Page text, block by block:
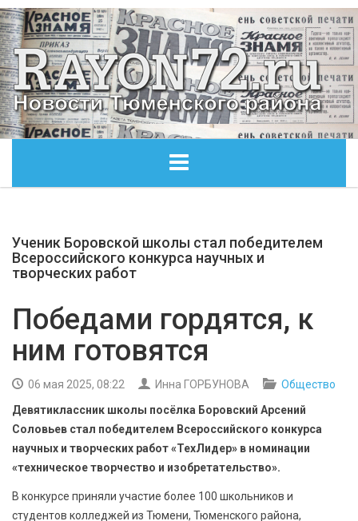
ОБЩЕСТВО
КУЛЬТУРА
СПОРТ
АРХИВ PDF
Ученик Боровской школы стал победителем
Всероссийского конкурса научных и
творческих работ
Победами гордятся, к
ним готовятся
06 мая 2025, 08:22 Инна ГОРБУНОВА
Общество
Девятиклассник школы посёлка Боровский Арсений
Соловьев стал победителем Всероссийского конкурса
научных и творческих работ «ТехЛидер» в номинации
«техническое творчество и изобретательство».
В конкурсе приняли участие более 100 школьников и
студентов колледжей из Тюмени, Тюменского района,